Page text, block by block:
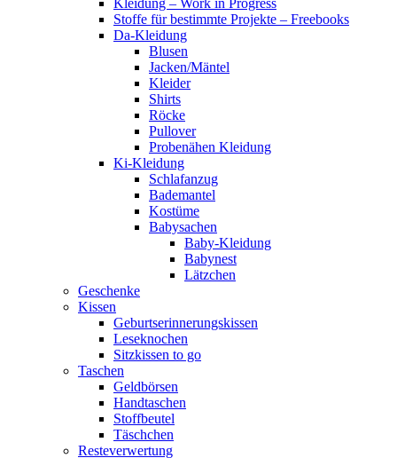
Stoffe für bestimmte Projekte – Freebooks
Da-Kleidung
Blusen
Jacken/Mäntel
Kleider
Shirts
Röcke
Pullover
Probenähen Kleidung
Ki-Kleidung
Schlafanzug
Bademantel
Kostüme
Babysachen
Baby-Kleidung
Babynest
Lätzchen
Geschenke
Kissen
Geburtserinnerungskissen
Leseknochen
Sitzkissen to go
Taschen
Geldbörsen
Handtaschen
Stoffbeutel
Täschchen
Resteverwertung